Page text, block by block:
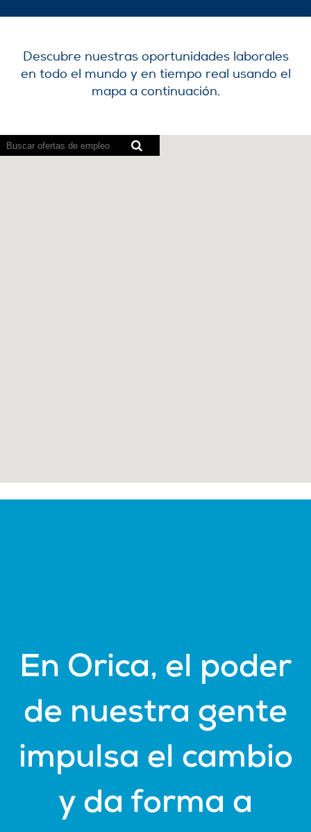
Descubre nuestras oportunidades laborales
en todo el mundo y en tiempo real usando el
mapa a continuación.
Los
lectores
En Orica, el poder
de nuestra gente
impulsa el cambio
y da forma a